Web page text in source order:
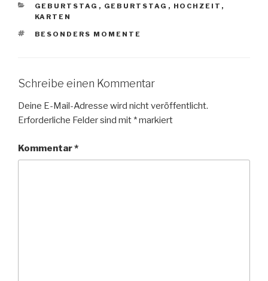
KATEGORIEN
GEBURTSTAG , GEBURTSTAG , HOCHZEIT ,
KARTEN
SCHLAGWÖRTER
BESONDERS MOMENTE
Schreibe einen Kommentar
Deine E-Mail-Adresse wird nicht veröffentlicht.
Erforderliche Felder sind mit *markiert
Kommentar*